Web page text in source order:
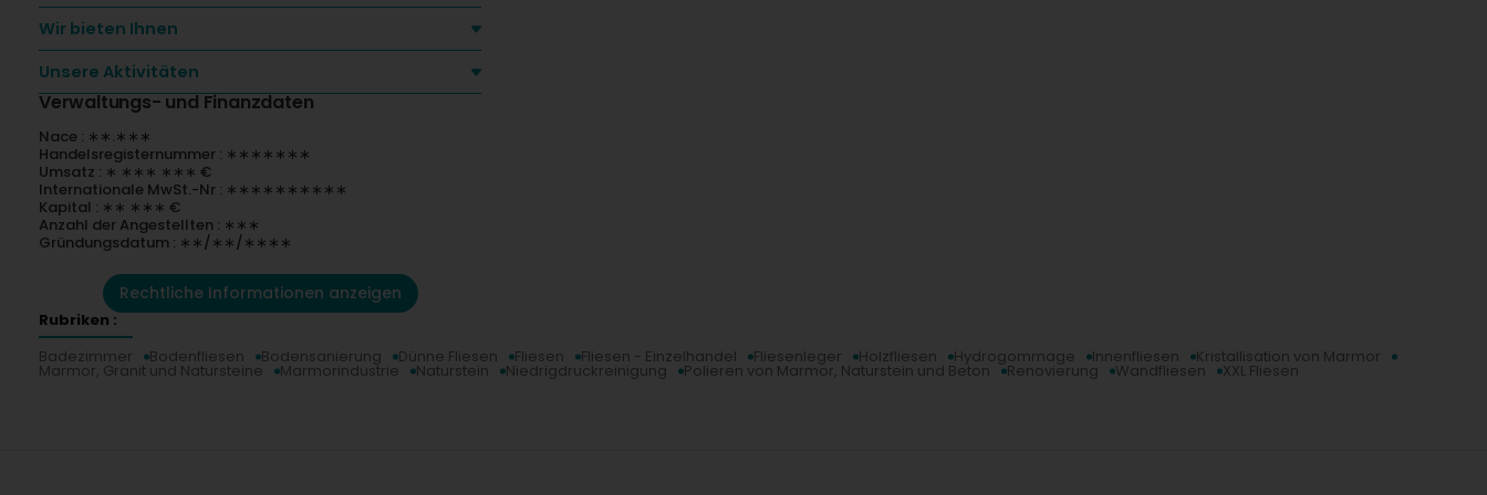
Wir bieten Ihnen
Unsere Aktivitäten
Verwaltungs- und Finanzdaten
Nace : ∗∗.∗∗∗
Handelsregisternummer : ∗∗∗∗∗∗∗
Umsatz : ∗ ∗∗∗ ∗∗∗ €
Internationale MwSt.-Nr : ∗∗∗∗∗∗∗∗∗∗
Kapital : ∗∗ ∗∗∗ €
Anzahl der Angestellten : ∗∗∗
Gründungsdatum : ∗∗/∗∗/∗∗∗∗
Rechtliche Informationen anzeigen
Rubriken :
Badezimmer
Bodenfliesen Bodensanierung Dünne Fliesen Fliesen Fliesen - Einzelhandel Fliesenleger Holzfliesen Hydrogommage Innenfliesen Kristallisation von Marmor
Marmor, Granit und Natursteine Marmorindustrie Naturstein Niedrigdruckreinigung Polieren von Marmor, Naturstein und Beton Renovierung Wandfliesen XXL Fliesen